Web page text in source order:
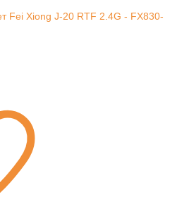
Fei Xiong J-20 RTF 2.4G - FX830-